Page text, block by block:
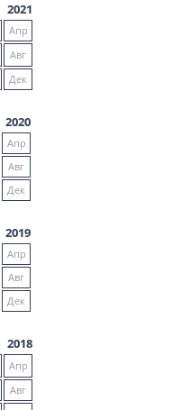
2021
Апр
Авг
Дек
2020
Апр
Авг
Дек
2019
Апр
Авг
Дек
2018
Апр
Авг